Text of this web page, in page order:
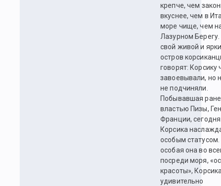
крепче, чем
вкуснее, чем в
море чище, чем
Лазурном
свой живой и
остров
говорят: Корсику
завоевывали, но
не подчиняли.
Побывавшая
властью Пизы,
Франции, сегодня
Корсика
особым статусом.
особая она во
посреди моря,
красоты»,
удивительно